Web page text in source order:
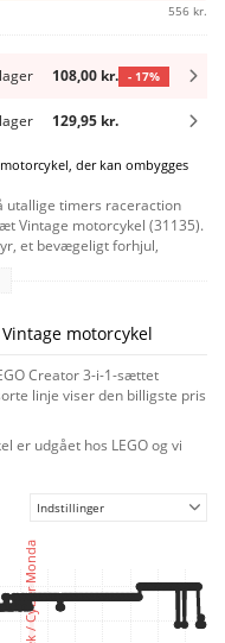
556 kr.
108,00 kr. - 17%
129,95 kr.
der kan ombygges
utallige timers raceraction
Vintage motorcykel (31135).
et bevægeligt forhjul,
imponerende Vintage
med et støtteben til
deltage i spændende
skabe noget nyt med
fans
ny verden af byggesjov,
i 3D, gemme sæt og holde
motorcykel
Creator 3-i-1-sættet
linje viser den billigste pris
er udgået hos LEGO og vi
Indstillinger